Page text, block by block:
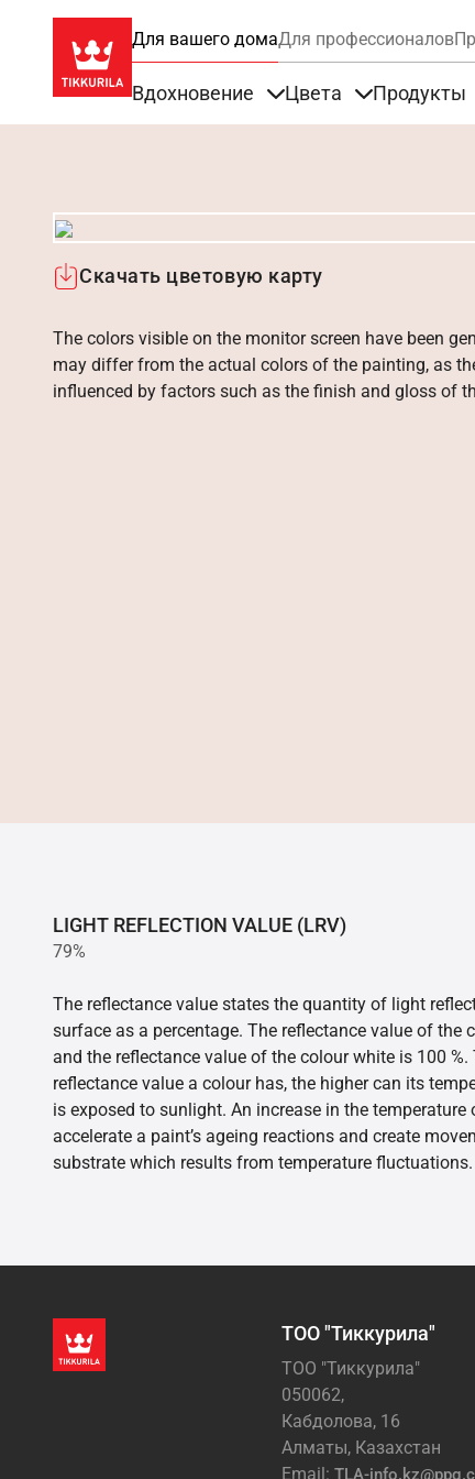
Для вашего домаДля профессионалов
Вдохновение Цвета Продукты
Скачать цветовую карту
The colors visible on the monitor screen have been
may differ from the actual colors of the painting, as
influenced by factors such as the finish and gloss of
LIGHT REFLECTION VALUE (LRV)
79%
The reflectance value states the quantity of light
surface as a percentage. The reflectance value of the
and the reflectance value of the colour white is 100 %.
reflectance value a colour has, the higher can its
is exposed to sunlight. An increase in the
accelerate a paint’s ageing reactions and create
substrate which results from temperature fluctuations.
ТОО "Тиккурила"
ТОО "Тиккурила"
050062,
Кабдолова, 16
Алматы, Казахстан
Email: TLA-